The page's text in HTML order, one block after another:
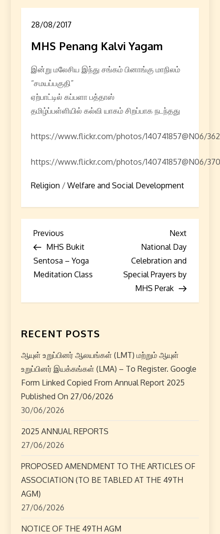
28/08/2017
MHS Penang Kalvi Yagam
இன்று மலேசிய இந்து சங்கம் பினாங்கு மாநிலம்
“சமயப்பகுதி”
ஏற்பாட்டில் கப்பளா பத்தாஸ்
தமிழ்ப்பள்ளியில் கல்வி யாகம் சிறப்பாக நடந்தது
https://www.flickr.com/photos/140741857@N06/
https://www.flickr.com/photos/140741857@N06/
Religion / Welfare and Social Development
P
o
s
t
a
v
i
g
a
t
i
o
n
Previous
Post
Previous
MHS Bukit
Sentosa – Yoga
Meditation Class
Next
Post
Next
National Day
Celebration and
Special Prayers by
MHS Perak
RECENT POSTS
ஆயுள் உறுப்பினர் ஆலயங்கள் (LMT) மற்றும் ஆயுள்
உறுப்பினர் இயக்கங்கள் (LMA) – To Register. Google
Form Linked Copied From Annual Report 2025
Published On 27/06/2026
30/06/2026
2025 ANNUAL REPORTS
27/06/2026
PROPOSED AMENDMENT TO THE ARTICLES OF
ASSOCIATION (TO BE TABLED AT THE 49TH
AGM)
27/06/2026
NOTICE OF THE 49TH AGM